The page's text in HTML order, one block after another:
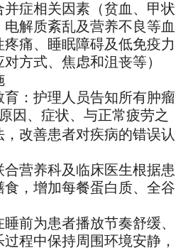
症相关因素（贫血、甲状
解质紊乱及营养不良等血
痛、睡眠障碍及低免疫力
方式、焦虑和沮丧等）
：护理人员告知所有肿瘤
因、症状、与正常疲劳之
改善患者对疾病的错误认
营养科及临床医生根据患
，增加每餐蛋白质、全谷
前为患者播放节奏舒缓、
程中保持周围环境安静，